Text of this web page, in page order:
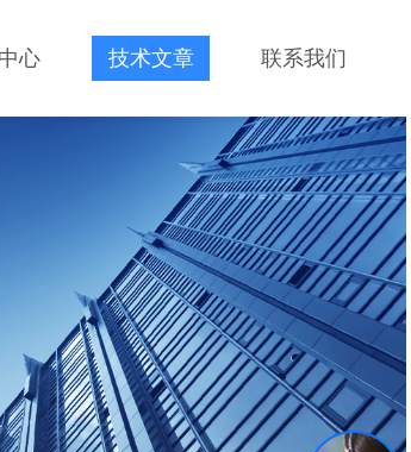
心 技术文章 联系我们